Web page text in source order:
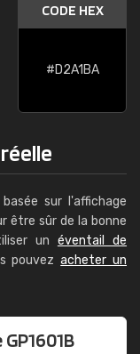
CODE HEX
#D2A1BA
sur l'affichage
être sûr de la bonne
un éventail de
pouvezacheter un